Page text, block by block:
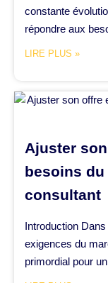
constante
répondre aux
LIRE PLUS »
Ajuster
besoins du
consultant
Introduction
exigences du
primordial pour